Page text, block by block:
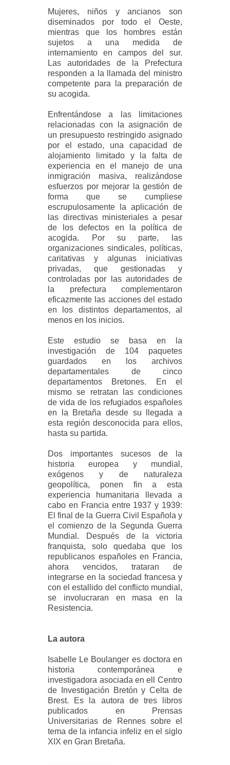
Mujeres, niños y ancianos son
diseminados por todo el Oeste,
mientras que los hombres están
sujetos a una medida de
internamiento en campos del sur.
Las autoridades de la Prefectura
responden a la llamada del ministro
competente para la preparación de
su acogida.
Enfrentándose a las limitaciones
relacionadas con la asignación de
un presupuesto restringido asignado
por el estado, una capacidad de
alojamiento limitado y la falta de
experiencia en el manejo de una
inmigración masiva, realizándose
esfuerzos por mejorar la gestión de
forma que se cumpliese
escrupulosamente la aplicación de
las directivas ministeriales a pesar
de los defectos en la política de
acogida. Por su parte, las
organizaciones sindicales, políticas,
caritativas y algunas iniciativas
privadas, que gestionadas y
controladas por las autoridades de
la prefectura complementaron
eficazmente las acciones del estado
en los distintos departamentos, al
menos en los inicios.
Este estudio se basa en la
investigación de 104 paquetes
guardados en los archivos
departamentales de cinco
departamentos Bretones. En el
mismo se retratan las condiciones
de vida de los refugiados españoles
en la Bretaña desde su llegada a
esta región desconocida para ellos,
hasta su partida.
Dos importantes sucesos de la
historia europea y mundial,
exógenos y de naturaleza
geopolítica, ponen fin a esta
experiencia humanitaria llevada a
cabo en Francia entre 1937 y 1939:
El final de la Guerra Civil Española y
el comienzo de la Segunda Guerra
Mundial. Después de la victoria
franquista, solo quedaba que los
republicanos españoles en Francia,
ahora vencidos, trataran de
integrarse en la sociedad francesa y
con el estallido del conflicto mundial,
se involucraran en masa en la
Resistencia.
La autora
Isabelle Le Boulanger es doctora en
historia contemporánea e
investigadora asociada en ell Centro
de Investigación Bretón y Celta de
Brest. Es la autora de tres libros
publicados en Prensas
Universitarias de Rennes sobre el
tema de la infancia infeliz en el siglo
XIX en Gran Bretaña.